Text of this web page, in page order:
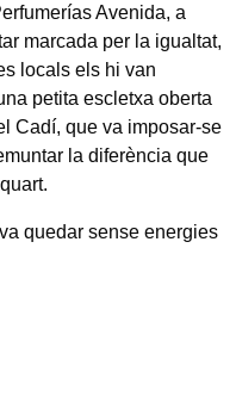
Avenida, a
marcada per la igualtat,
locals els hi van
petita escletxa oberta
Cadí, que va imposar-se
la diferència que
quedar sense energies